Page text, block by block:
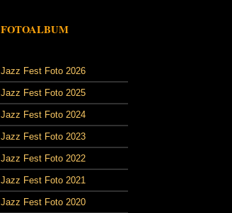
FOTOALBUM
Jazz Fest Foto 2026
Jazz Fest Foto 2025
Jazz Fest Foto 2024
Jazz Fest Foto 2023
Jazz Fest Foto 2022
Jazz Fest Foto 2021
Jazz Fest Foto 2020